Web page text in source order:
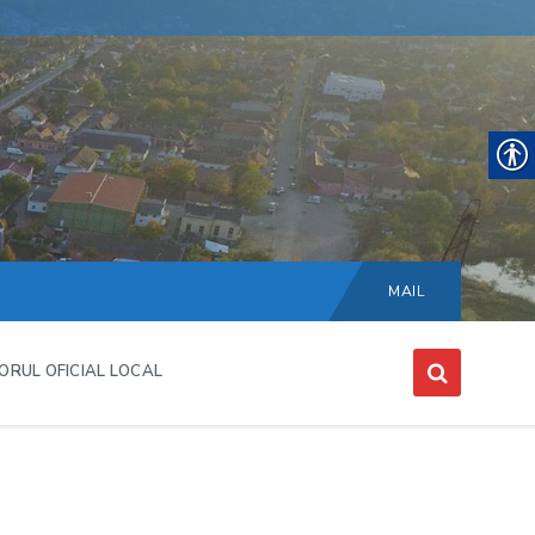
Choose
language:
MAIL
OFICIAL LOCAL